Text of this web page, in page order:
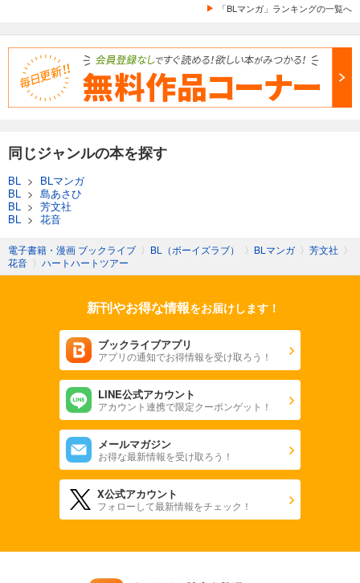
「BLマンガ」ランキングの一覧へ
同じジャンルの本を探す
BL > BLマンガ
BL
> 島あさひ
BL
> 芳文社
BL
> 花音
電子書籍・漫画 ブックライブ 〉 BL（ボーイズラブ） 〉 BLマンガ 〉 芳文社 〉
花音 〉 ハートハートツアー
新刊やお得な情報をお届けします！
ブックライブアプリ
アプリの通知でお得情報を受け取ろう！
LINE公式アカウント
アカウント連携で限定クーポンゲット！
メールマガジン
お得な最新情報を受け取ろう！
X公式アカウント
フォローして最新情報をチェック！